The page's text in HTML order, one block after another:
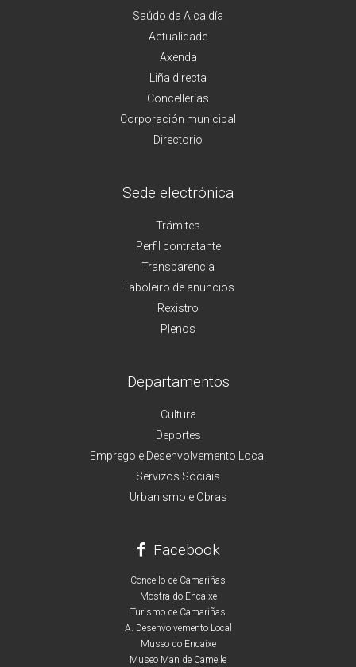
Saúdo da Alcaldía
Actualidade
Axenda
Liña directa
Concellerías
Corporación municipal
Directorio
Sede electrónica
Trámites
Perfil contratante
Transparencia
Taboleiro de anuncios
Rexistro
Plenos
Departamentos
Cultura
Deportes
Emprego e Desenvolvemento Local
Servizos Sociais
Urbanismo e Obras
Facebook
Concello de Camariñas
Mostra do Encaixe
Turismo de Camariñas
A. Desenvolvemento Local
Museo do Encaixe
Museo Man de Camelle